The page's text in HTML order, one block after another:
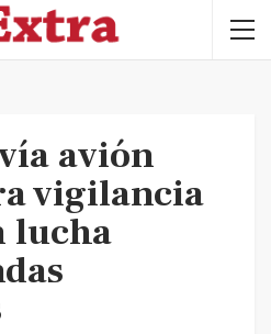
avión
vigilancia
lucha